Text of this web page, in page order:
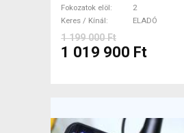
Fokozatok elöl
2
Keres / Kínál
ELADÓ
1 199 000 Ft
1 019 900 Ft